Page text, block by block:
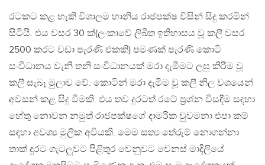
රටකට කළ හැකි විශාලම හානිය රාජපක්ෂ විසින් සිදු කරමින්
සිටියි. එය වසර 30 ක්(ලංකාවේ ලිඛිත ඉතිහාසය වූ කලී වසර
2500 කරට වඩා පැරණි එකකි) පමණක් පැරණි කොටි
සංවිධානය වැනි තනි සංවිධානයක් මරා දැමීමට ලඝු කිරීම වූ
කලී සැබෑ මුලාව වේ. කොටින් මරා දැමීම වූ කලී නිල වශයෙන්
අවසන් කළ සිදු වීමකි. එය තව දුරටත් රටේ ප්‍රශ්න විසඳීම සඳහා
හේතු නොවන නමුත් රාජපක්ෂගේ දාමරික වුවමනා එපා කම්
සඳහා අවශ්‍ය මුලික අවියකි. මෙම සත්‍ය තේරුම් නොගන්නා
තාක් දුරට ගැටලුවට පිළිතුර වෙනුවට වෙනස් මාදිලියේ